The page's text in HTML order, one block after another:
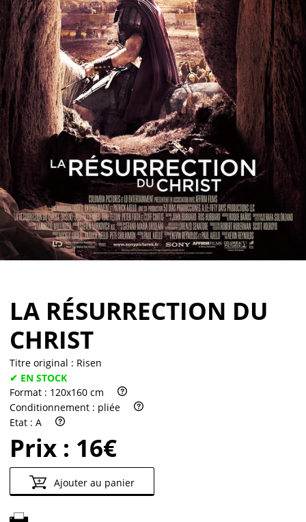
Vendre
LA RÉSURRECTION DU
CHRIST
Titre original : Risen
✔ EN STOCK
Format : 120x160 cm
Conditionnement : pliée
Etat : A
Prix : 16€
Ajouter au panier